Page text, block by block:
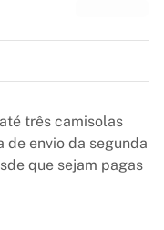
três camisolas
de envio da segunda
que sejam pagas